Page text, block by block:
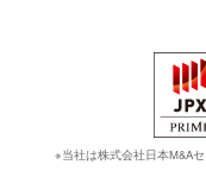
※当社は株式会社日本M&A